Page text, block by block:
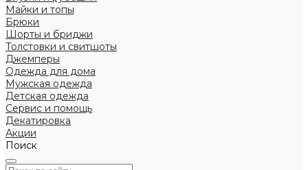
Майки и топы
Брюки
Шорты и бриджи
Толстовки и свитшоты
Джемперы
Одежда для дома
Мужская одежда
Детская одежда
Сервис и помощь
Декатировка
Акции
Поиск